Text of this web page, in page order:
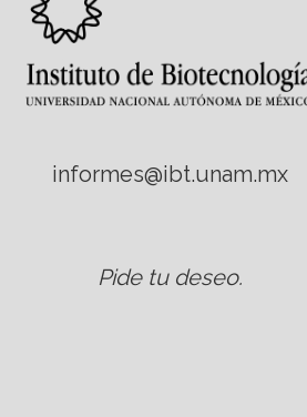
informes@ibt.unam.mx
Pide tu deseo.